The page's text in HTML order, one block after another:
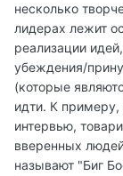
несколько
лидерах лежит
реализации
убеждения/
(которые
идти. К
интервью,
вверенных
называют "Биг